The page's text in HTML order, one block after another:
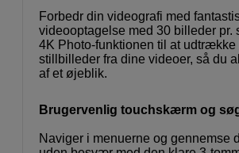
Forbedr din videografi med
videooptagelse med 30 billeder pr.
4K Photo-funktionen til at
stillbilleder fra dine videoer, så du
af et øjeblik.
Brugervenlig touchskærm og
Naviger i menuerne og gennemse